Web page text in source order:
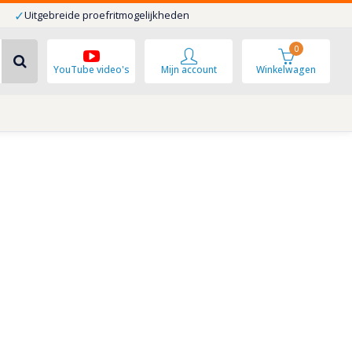
✓Uitgebreide proefritmogelijkheden
YouTube video's Winkelwagen
0
Mijn account